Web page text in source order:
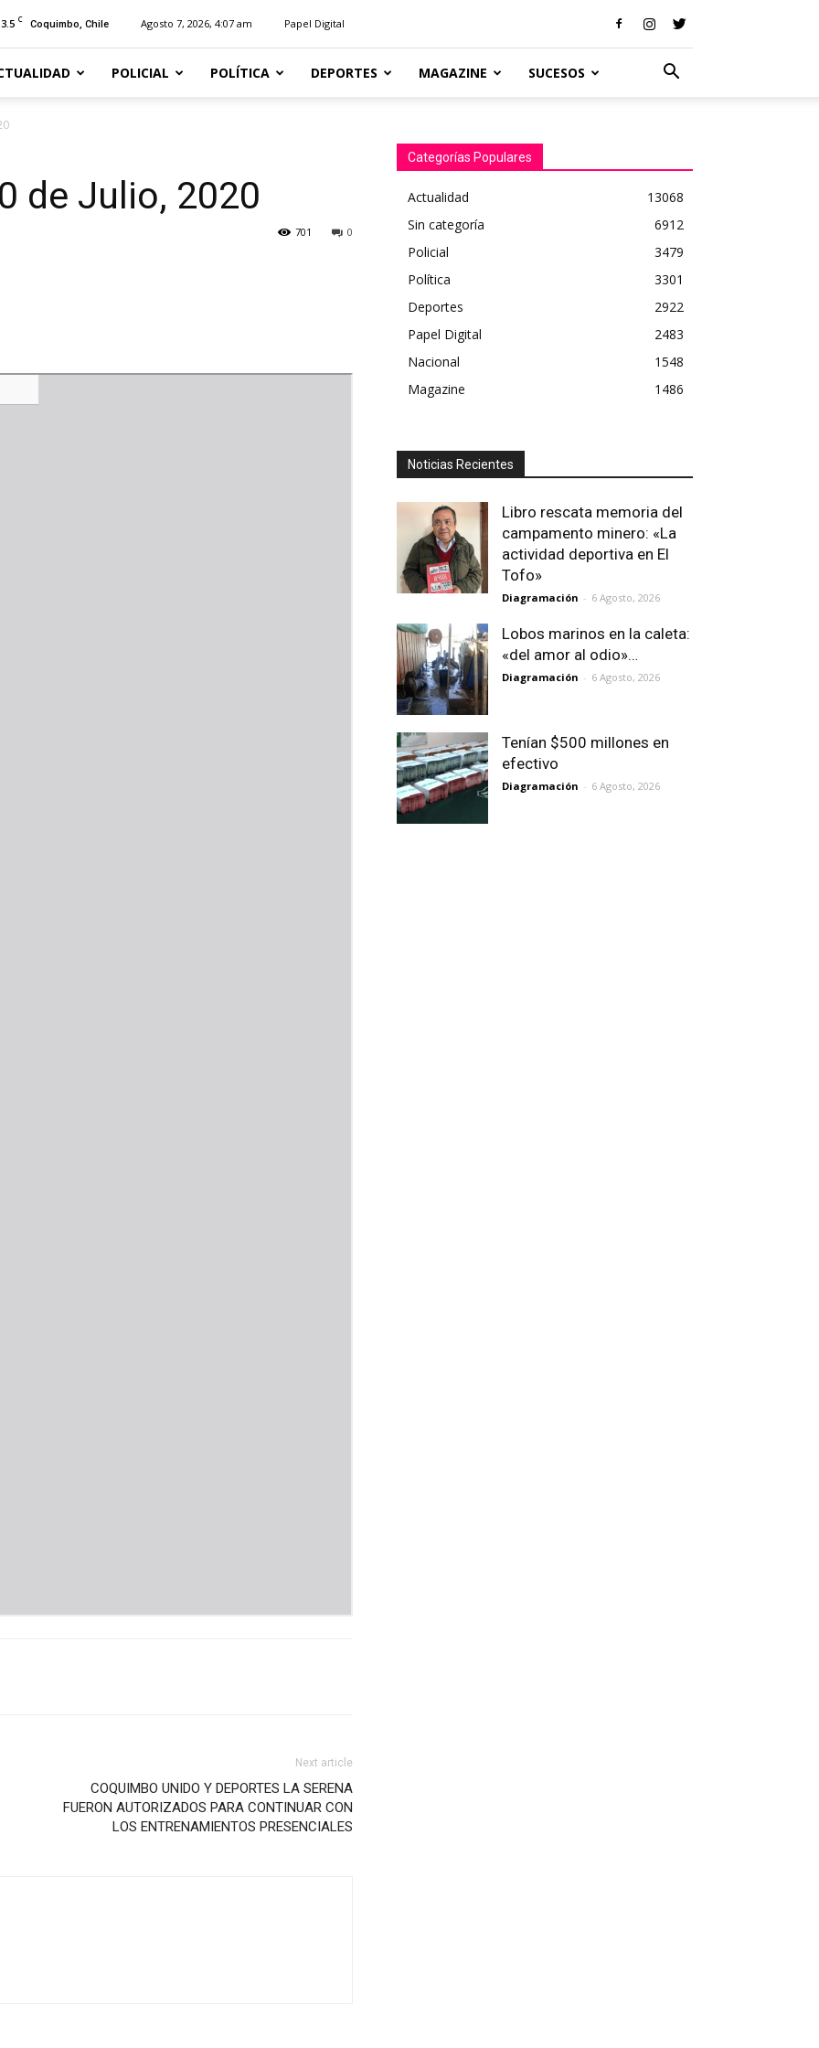
C Coquimbo, Chile Agosto 7, 2026, 4:07 am Papel Digital
POLICIAL POLÍTICA DEPORTES MAGAZINE SUCESOS
de Julio, 2020
0
701
Next article
COQUIMBO UNIDO Y DEPORTES LA SERENA
FUERON AUTORIZADOS PARA CONTINUAR CON
LOS ENTRENAMIENTOS PRESENCIALES
Categorías Populares
Actualidad
13068
Sin categoría
6912
Policial
3479
Política
3301
Deportes
2922
Papel Digital
2483
Nacional
1548
Magazine
1486
Noticias Recientes
Libro rescata memoria del
campamento minero: «La
actividad deportiva en El
Tofo»
Diagramación - 6 Agosto, 2026
Lobos marinos en la caleta:
«del amor al odio»…
Diagramación - 6 Agosto, 2026
Tenían $500 millones en
efectivo
Diagramación - 6 Agosto, 2026